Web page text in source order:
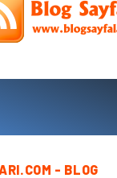
- BLOG